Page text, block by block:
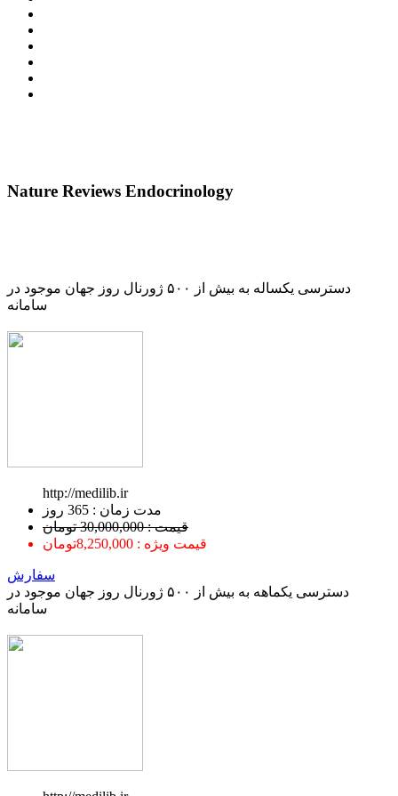
Nature Reviews Endocrinology
دسترسی یکساله به بیش از ۵۰۰ ژورنال روز جهان موجود در
سامانه
http://medilib.ir
ﻣﺪﺕ ﺯﻣﺎﻥ : 365 ﺭﻭﺯ
قیمت : 30,000,000 تومان
قیمت ویژه : 8,250,000تومان
سفارش
دسترسی یکماهه به بیش از ۵۰۰ ژورنال روز جهان موجود در
سامانه